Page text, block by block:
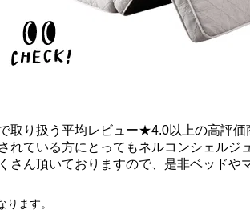
取り扱う平均レビュー★4.0以上の高評価
ている方にとってもネルコンシェルジ
ん頂いておりますので、是非ベッドや
ます。